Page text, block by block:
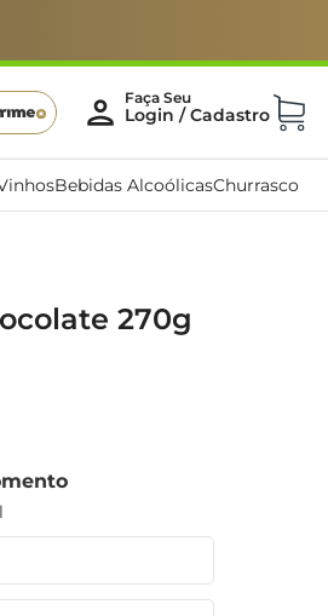
Bebidas AlcoólicasChurrasco
270g